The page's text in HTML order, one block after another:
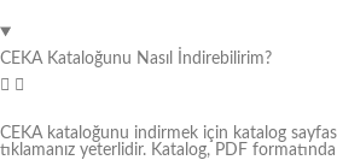
CEKA Kataloğunu Nasıl İndirebilirim?
CEKA kataloğunu indirmek için katalog
tıklamanız yeterlidir. Katalog, PDF